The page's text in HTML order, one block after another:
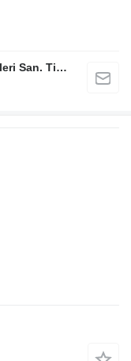
Özarma Ambalaj Makineleri Ve Malzemeleri San. Tic. Ltd. Şti.